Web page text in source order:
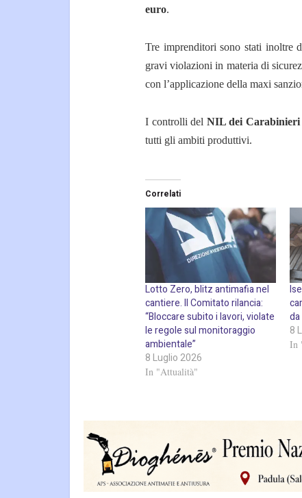
euro.
Tre imprenditori sono stati inoltre
gravi violazioni in materia di
con l’applicazione della maxi
I controlli del NIL dei Carabinieri
tutti gli ambiti produttivi.
Correlati
Lotto Zero, blitz antimafia nel
cantiere. Il Comitato rilancia:
“Bloccare subito i lavori, violate
le regole sul monitoraggio
ambientale”
8 Luglio 2026
In "Attualità"
8
In